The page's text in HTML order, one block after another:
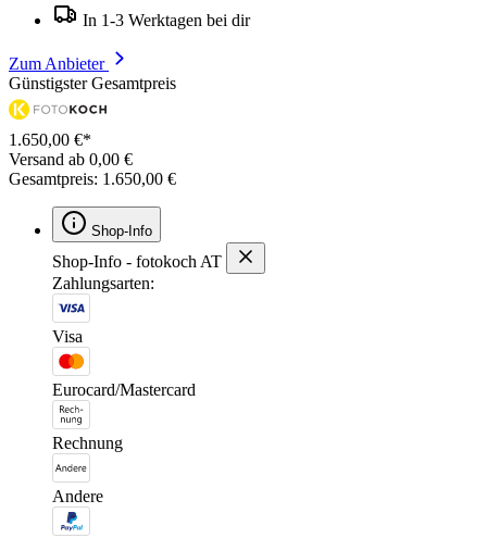
In 1-3 Werktagen bei dir
Zum Anbieter
Günstigster Gesamtpreis
1.650,00 €*
Versand ab 0,00 €
Gesamtpreis: 1.650,00 €
Shop-Info
Shop-Info - fotokoch AT
Zahlungsarten:
Visa
Eurocard/Mastercard
Rechnung
Andere